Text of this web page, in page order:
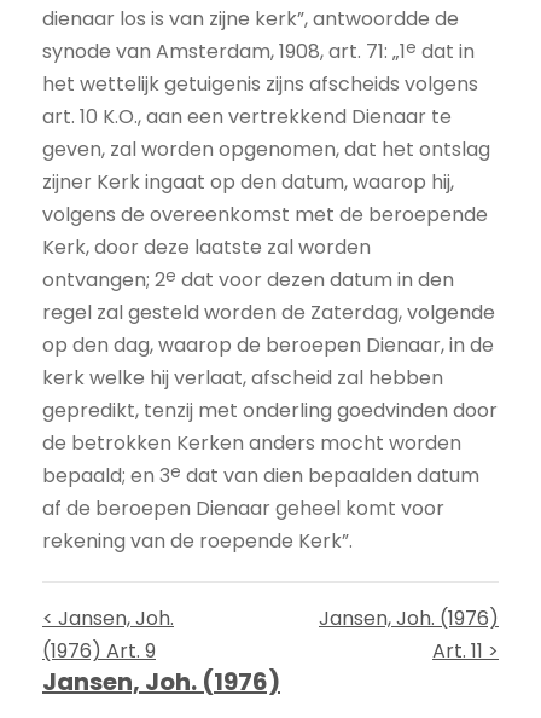
dienaar los is van zijne kerk”, antwoordde de
synode van Amsterdam, 1908, art. 71: „1e dat in
het wettelijk getuigenis zijns afscheids volgens
art. 10 K.O., aan een vertrekkend Dienaar te
geven, zal worden opgenomen, dat het ontslag
zijner Kerk ingaat op den datum, waarop hij,
volgens de overeenkomst met de beroepende
Kerk, door deze laatste zal worden
ontvangen; 2e dat voor dezen datum in den
regel zal gesteld worden de Zaterdag, volgende
op den dag, waarop de beroepen Dienaar, in de
kerk welke hij verlaat, afscheid zal hebben
gepredikt, tenzij met onderling goedvinden door
de betrokken Kerken anders mocht worden
bepaald; en 3e dat van dien bepaalden datum
af de beroepen Dienaar geheel komt voor
rekening van de roepende Kerk”.
< Jansen, Joh.
(1976) Art. 9
Jansen, Joh. (1976)
Art. 11 >
Jansen, Joh. (1976)